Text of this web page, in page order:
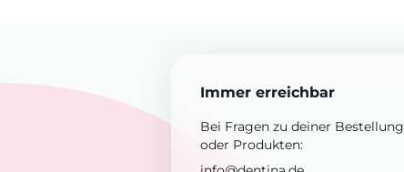
Immer erreichbar
Bei Fragen zu deiner Bestellung
oder Produkten: